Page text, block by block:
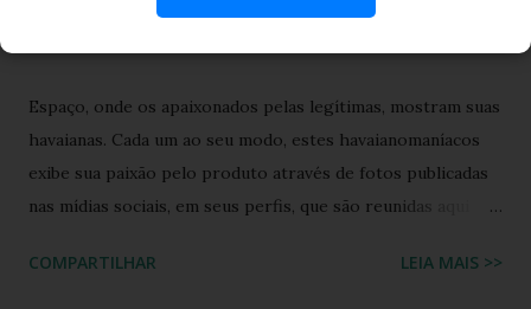
Espaço, onde os apaixonados pelas legítimas, mostram suas
havaianas. Cada um ao seu modo, estes havaianomaníacos
exibe sua paixão pelo produto através de fotos publicadas
nas mídias sociais, em seus perfis, que são reunidas aqui
COMPARTILHAR LEIA MAIS >>